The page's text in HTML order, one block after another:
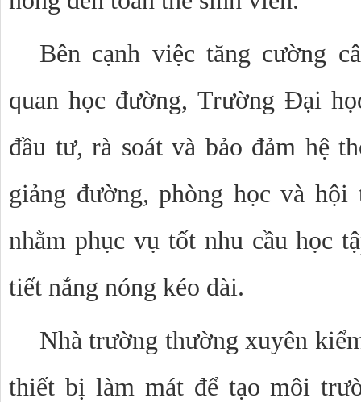
Bên cạnh việc tăng cường
quan học đường, Trường Đại
đầu tư, rà soát và bảo đảm hệ
giảng đường, phòng học và
nhằm phục vụ tốt nhu cầu học
tiết nắng nóng kéo dài.
Nhà trường thường xuyên
thiết bị làm mát để tạo môi